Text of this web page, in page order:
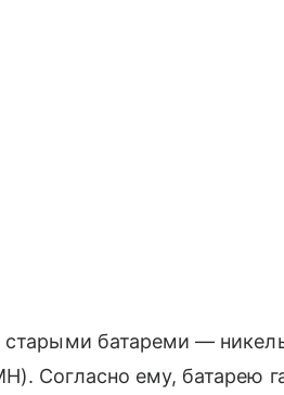
батареми —
Согласно ему, батарею